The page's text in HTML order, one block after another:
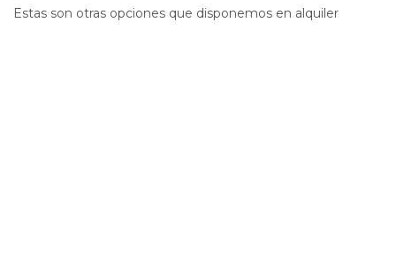
Estas son otras opciones que disponemos en alquiler